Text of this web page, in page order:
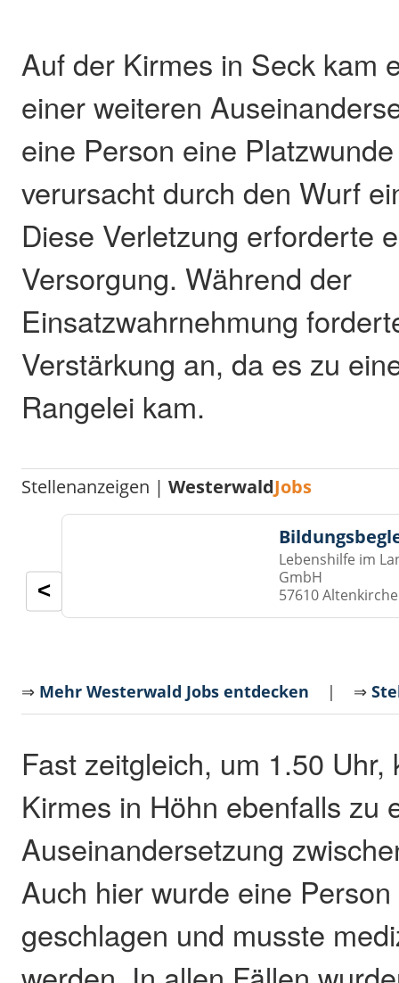
Auf der Kirmes in Seck kam
einer weiteren
eine Person eine
verursacht durch den Wurf
Diese Verletzung erforderte
Versorgung. Während der
Einsatzwahrnehmung
Verstärkung an, da es zu
Rangelei kam.
Stellenanzeigen |WesterwaldJobs
Lebenshilfe im
GmbH
57610
<
⇒ Mehr Westerwald Jobs entdecken | ⇒
Fast zeitgleich, um 1.50
Kirmes in Höhn ebenfalls zu
Auseinandersetzung
Auch hier wurde eine
geschlagen und musste